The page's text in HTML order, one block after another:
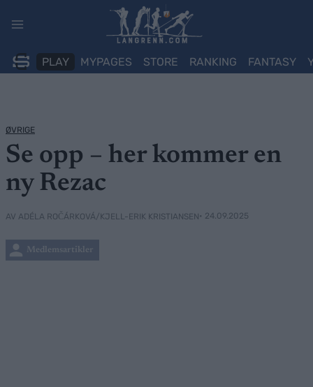
PLAY MYPAGES STORE RANKING FANTASY
ØVRIGE
Se opp – her kommer en
ny Rezac
AV ADÉLA ROČÁRKOVÁ/KJELL-ERIK KRISTIANSEN• 24.09.2025
Medlemsartikler